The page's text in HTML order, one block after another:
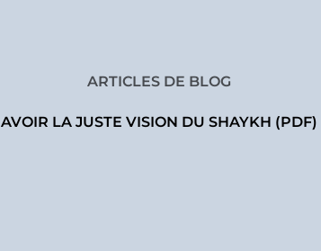
ARTICLES DE BLOG
AVOIR LA JUSTE VISION DU SHAYKH (PDF)